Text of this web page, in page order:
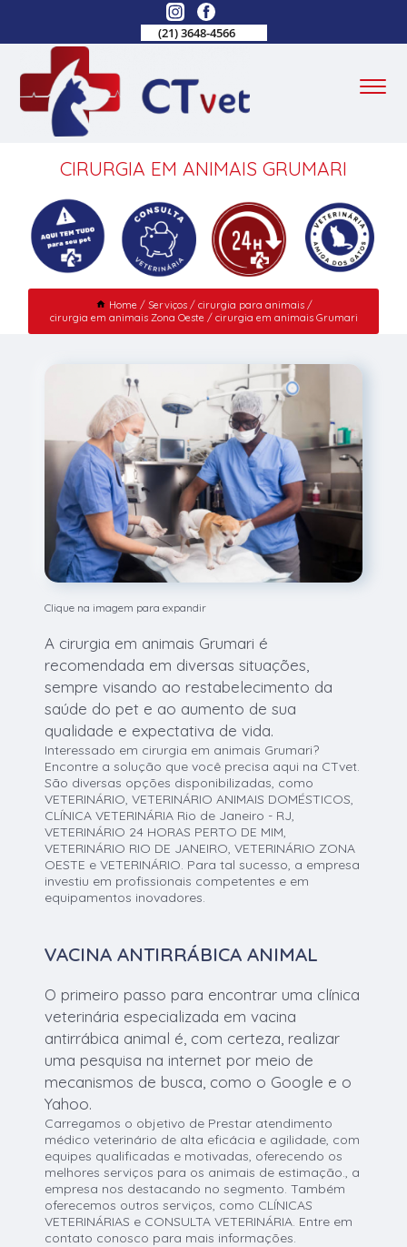
(21) 3648-4566
CIRURGIA EM ANIMAIS GRUMARI
Home Serviços
cirurgia para animais
cirurgia em animais Zona Oeste
cirurgia em animais Grumari
Clique na imagem para expandir
A cirurgia em animais Grumari é
recomendada em diversas situações,
sempre visando ao restabelecimento da
saúde do pet e ao aumento de sua
qualidade e expectativa de vida.
Interessado em cirurgia em animais Grumari?
Encontre a solução que você precisa aqui na CTvet.
São diversas opções disponibilizadas, como
VETERINÁRIO, VETERINÁRIO ANIMAIS DOMÉSTICOS,
CLÍNICA VETERINÁRIA Rio de Janeiro - RJ,
VETERINÁRIO 24 HORAS PERTO DE MIM,
VETERINÁRIO RIO DE JANEIRO, VETERINÁRIO ZONA
OESTE e VETERINÁRIO. Para tal sucesso, a empresa
investiu em profissionais competentes e em
equipamentos inovadores.
VACINA ANTIRRÁBICA ANIMAL
O primeiro passo para encontrar uma clínica
veterinária especializada em vacina
antirrábica animal é, com certeza, realizar
uma pesquisa na internet por meio de
mecanismos de busca, como o Google e o
Yahoo.
Carregamos o objetivo de Prestar atendimento
médico veterinário de alta eficácia e agilidade, com
equipes qualificadas e motivadas, oferecendo os
melhores serviços para os animais de estimação., a
empresa nos destacando no segmento. Também
oferecemos outros serviços, como CLÍNICAS
VETERINÁRIAS e CONSULTA VETERINÁRIA. Entre em
contato conosco para mais informações.